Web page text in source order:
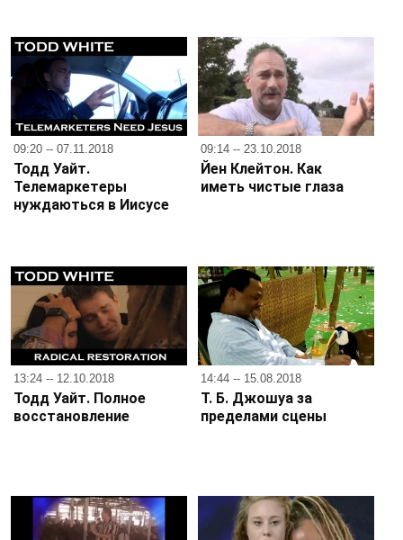
09:20 -- 07.11.2018
Тодд Уайт.
Телемаркетеры
нуждаються в Иисусе
09:14 -- 23.10.2018
Йен Клейтон. Как
иметь чистые глаза
13:24 -- 12.10.2018
Тодд Уайт. Полное
восстановление
14:44 -- 15.08.2018
Т. Б. Джошуа за
пределами сцены